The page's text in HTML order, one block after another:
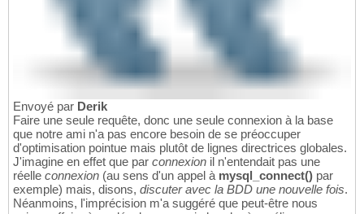
Envoyé par Derik
Faire une seule requête, donc une seule connexion à la base
que notre ami n'a pas encore besoin de se préoccuper
d'optimisation pointue mais plutôt de lignes directrices globales.
J'imagine en effet que par connexion il n'entendait pas une
réelle connexion (au sens d'un appel à mysql_connect() par
exemple) mais, disons, discuter avec la BDD une nouvelle fois.
Néanmoins, l'imprécision m'a suggéré que peut-être nous